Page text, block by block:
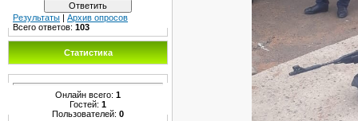
Результаты
Архив опросов
Всего ответов: 103
Статистика
Онлайн всего: 1
Гостей: 1
Пользователей: 0